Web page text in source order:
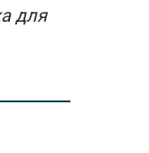
для